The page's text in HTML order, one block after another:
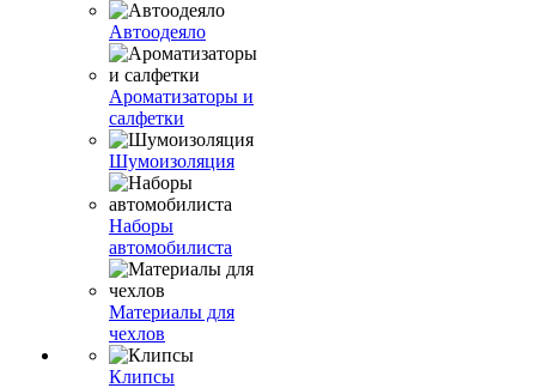
Автоодеяло
Ароматизаторы и
салфетки
Шумоизоляция
Наборы
автомобилиста
Материалы для
чехлов
Клипсы